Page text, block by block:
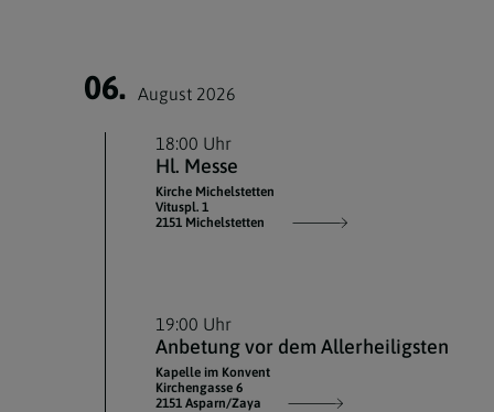
06. August 2026
18:00 Uhr
Hl. Messe
Kirche Michelstetten
Vituspl. 1
2151 Michelstetten
19:00 Uhr
Anbetung vor dem Allerheiligsten
Kapelle im Konvent
Kirchengasse 6
2151 Asparn/Zaya